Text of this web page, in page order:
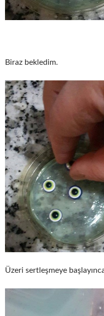
Biraz bekledim.
Üzeri sertleşmeye